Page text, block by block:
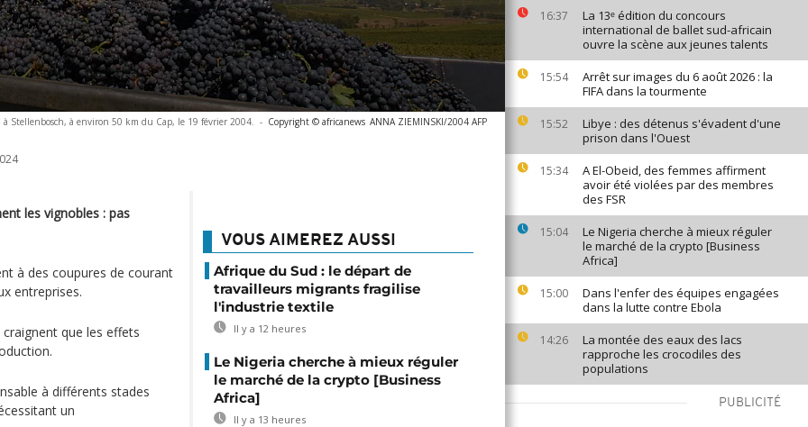
16:37
La 13ᵉ édition du concours
international de ballet sud-africain
ouvre la scène aux jeunes talents
15:54
Arrêt sur images du 6 août 2026 : la
FIFA dans la tourmente
15:52
Libye : des détenus s'évadent d'une
prison dans l'Ouest
15:34
A El-Obeid, des femmes affirment
avoir été violées par des membres
des FSR
15:04
Le Nigeria cherche à mieux réguler
le marché de la crypto [Business
Africa]
15:00
Dans l'enfer des équipes engagées
dans la lutte contre Ebola
14:26
La montée des eaux des lacs
rapproche les crocodiles des
populations
PUBLICITÉ
Stellenbosch, à environ 50 km du Cap, le 19 février 2004. - Copyright © africanews ANNA ZIEMINSKI/2004 AFP
les vignobles : pas
à des coupures de courant
entreprises.
que les effets
à différents stades
un
VOUS AIMEREZ AUSSI
Afrique du Sud : le départ de
travailleurs migrants fragilise
l'industrie textile
Il y a 12 heures
Le Nigeria cherche à mieux réguler
le marché de la crypto [Business
Africa]
Il y a 13 heures